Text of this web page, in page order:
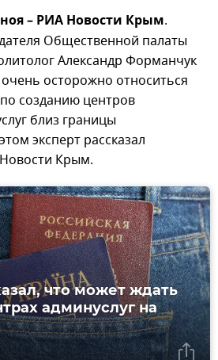
– РИА Новости Крым.
Общественной палаты
Александр Форманчук
осторожно относиться
созданию центров
близ границы
эксперт рассказал
Крым.
что может ждать
админуслуг на